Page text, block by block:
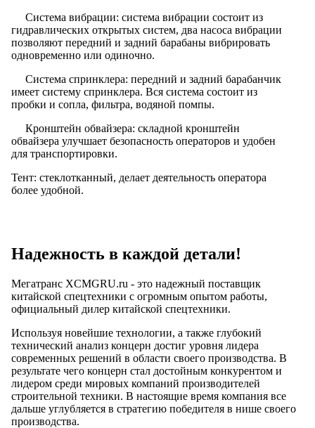
Система вибрации: система вибрации состоит из
гидравлических открытых систем, два насоса вибрации
позволяют передний и задний барабаны вибрировать
одновременно или одиночно.
Система спринклера: передний и задний барабанчик
имеет систему спринклера. Вся система состоит из
пробки и сопла, фильтра, водяной помпы.
Кронштейн обвайзера: складной кронштейн
обвайзера улучшает безопасность операторов и удобен
для транспортировки.
Тент: стеклотканный, делает деятельность оператора
более удобной.
Надежность в каждой детали!
Мегатранс XCMGRU.ru - это надежный поставщик
китайской спецтехники с огромным опытом работы,
официальный дилер китайской спецтехники.
Используя новейшие технологии, а также глубокий
технический анализ концерн достиг уровня лидера
современных решений в области своего производства. В
результате чего концерн стал достойным конкурентом и
лидером среди мировых компаний производителей
строительной техники. В настоящие время компания все
дальше углубляется в стратегию победителя в нише своего
производства.